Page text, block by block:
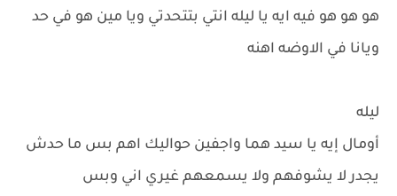
هو هو هو فيه ايه يا ليله انتي بتتحدتي ويا مين هو في حد
ويانا في الاوضه اهنه
ليله
أومال إيه يا سيد هما واجفين حواليك اهم بس ما حدش
يجدر لا يشوفهم ولا يسمعهم غيري اني وبس